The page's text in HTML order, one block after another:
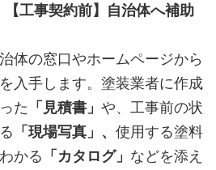
【工事契約前】自治体へ補助
体の窓口やホームページから
入手します。塗装業者に作成
た 「見積書」 や、工事前の状
「現場写真」、 使用する塗料
かる 「カタログ」 などを添え